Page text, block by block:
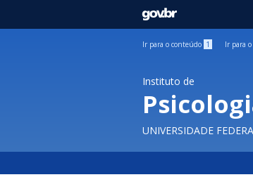
GOVBR
Ir para o conteúdo 1 Ir para
Instituto de
UNIVERSIDADE